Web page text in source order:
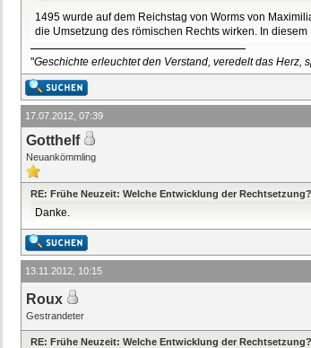
1495 wurde auf dem Reichstag von Worms von
die Umsetzung des römischen Rechts wirken. In
"Geschichte erleuchtet den Verstand, veredelt das Herz,
17.07.2012, 07:39
Gotthelf
Neuankömmling
RE: Frühe Neuzeit: Welche Entwicklung der Rechtsetzung?
Danke.
13.11.2012, 10:15
Roux
Gestrandeter
RE: Frühe Neuzeit: Welche Entwicklung der Rechtsetzung?